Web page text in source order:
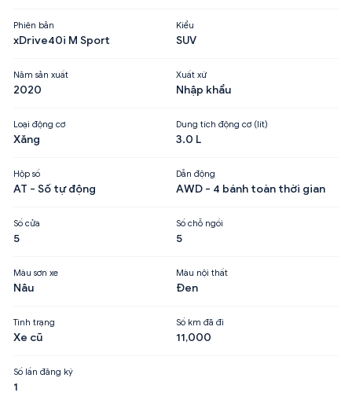
Phiên bản
xDrive40i M Sport
Kiểu
SUV
Năm sản xuất
2020
Xuất xứ
Nhập khẩu
Loại động cơ
Xăng
Dung tích động cơ (lít)
3.0 L
Hộp số
AT - Số tự động
Dẫn động
AWD - 4 bánh toàn thời gian
Số cửa
5
Số chỗ ngồi
5
Màu sơn xe
Nâu
Màu nội thất
Đen
Tình trạng
Xe cũ
Số km đã đi
11,000
Số lần đăng ký
1